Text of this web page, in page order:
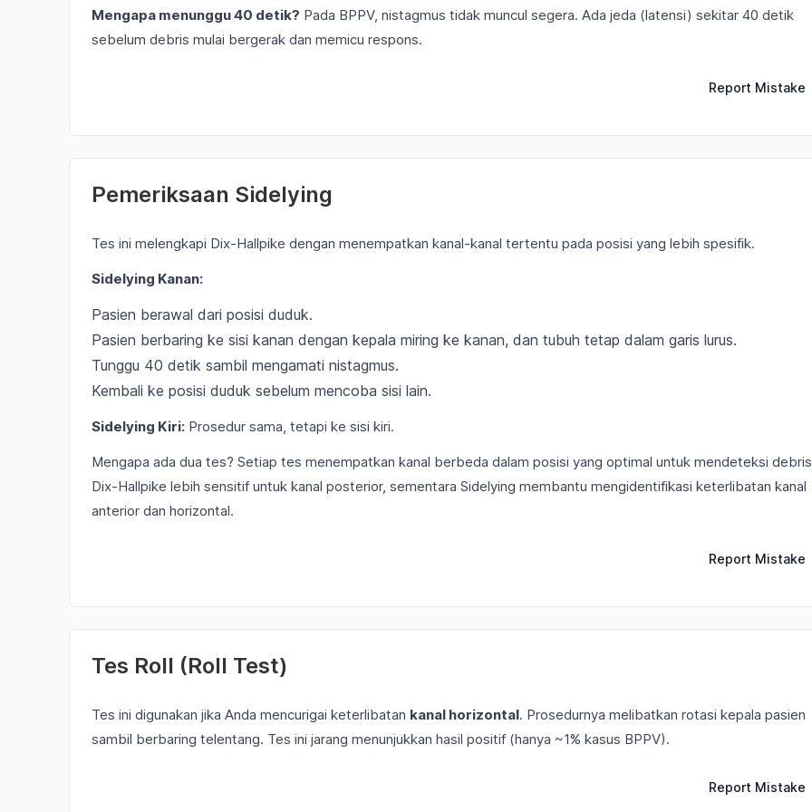
Mengapa menunggu 40 detik? Pada BPPV, nistagmus tidak muncul segera. Ada jeda (latensi) sekitar 40 detik
sebelum debris mulai bergerak dan memicu respons.
Report Mistake
Pemeriksaan Sidelying
Tes ini melengkapi Dix-Hallpike dengan menempatkan kanal-kanal tertentu pada posisi yang lebih spesifik.
Sidelying Kanan:
Pasien berawal dari posisi duduk.
Pasien berbaring ke sisi kanan dengan kepala miring ke kanan, dan tubuh tetap dalam garis lurus.
Tunggu 40 detik sambil mengamati nistagmus.
Kembali ke posisi duduk sebelum mencoba sisi lain.
Sidelying Kiri: Prosedur sama, tetapi ke sisi kiri.
Mengapa ada dua tes? Setiap tes menempatkan kanal berbeda dalam posisi yang optimal untuk mendeteksi
Dix-Hallpike lebih sensitif untuk kanal posterior, sementara Sidelying membantu mengidentifikasi keterlibatan kanal
anterior dan horizontal.
Report Mistake
Tes Roll (Roll Test)
Tes ini digunakan jika Anda mencurigai keterlibatan kanal horizontal. Prosedurnya melibatkan rotasi kepala pasien
sambil berbaring telentang. Tes ini jarang menunjukkan hasil positif (hanya ~1% kasus BPPV).
Report Mistake